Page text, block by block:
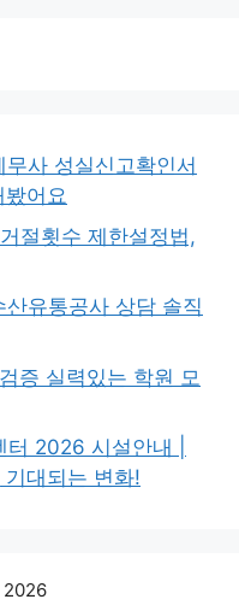
사 성실신고확인서
어요
절횟수 제한설정법,
유통공사 상담 솔직
증 실력있는 학원 모
2026 시설안내 |
대되는 변화!